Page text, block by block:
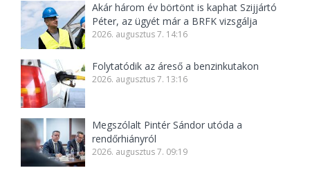
Akár három év börtönt is kaphat Szijjártó
Péter, az ügyét már a BRFK vizsgálja
2026. augusztus 7. 14:16
Folytatódik az áreső a benzinkutakon
2026. augusztus 7. 13:16
Megszólalt Pintér Sándor utóda a
rendőrhiányról
2026. augusztus 7. 09:19